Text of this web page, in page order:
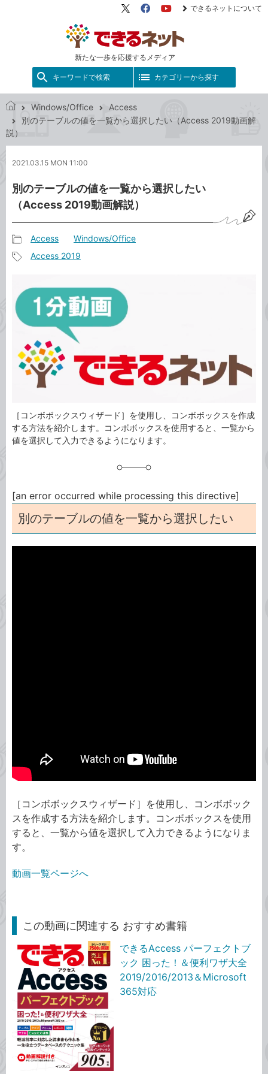
新たな一歩を応援するメディア
X（旧
FacebookYouTube
できるネットについて
キーワードで検索 カテゴリーから探す
で
き
ッ
Windows/Office
Access
別のテーブルの値を一覧から選択したい（Access 2019動画解
説）
2021.03.15 MON 11:00
別のテーブルの値を一覧から選択したい
（Access 2019動画解説）
事
テ
リ
Access Windows/Office
タ
Access 2019
［コンボボックスウィザード］を使用し、コンボボックスを作成
する方法を紹介します。コンボボックスを使用すると、一覧から
値を選択して入力できるようになります。
[an error occurred while processing this directive]
別のテーブルの値を一覧から選択したい
［コンボボックスウィザード］を使用し、コンボボック
スを作成する方法を紹介します。コンボボックスを使用
すると、一覧から値を選択して入力できるようになりま
す。
動画一覧ページへ
この動画に関連する おすすめ書籍
できるAccess パーフェクトブ
ック 困った！＆便利ワザ大全
2019/2016/2013＆Microsoft
365対応